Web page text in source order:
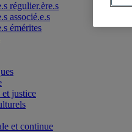
régulier.ère.s
associé.e.s
émérites
justice
et continue